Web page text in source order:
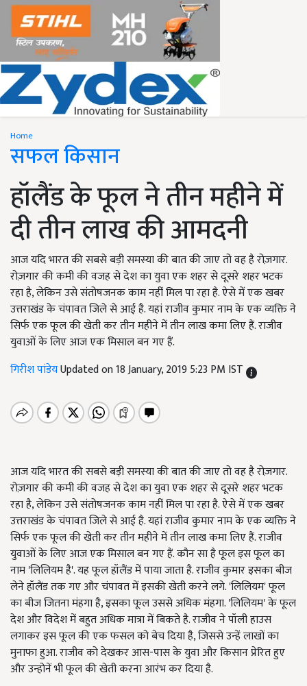
Home
सफल किसान
हॉलैंड के फूल ने तीन महीने में
दी तीन लाख की आमदनी
आज यदि भारत की सबसे बड़ी समस्या की बात की जाए तो वह है रोज़गार.
रोज़गार की कमी की वजह से देश का युवा एक शहर से दूसरे शहर भटक
रहा है, लेकिन उसे संतोषजनक काम नहीं मिल पा रहा है. ऐसे में एक खबर
उत्तराखंड के चंपावत जिले से आई है. यहां राजीव कुमार नाम के एक व्यक्ति ने
सिर्फ एक फूल की खेती कर तीन महीने में तीन लाख कमा लिए हैं. राजीव
युवाओं के लिए आज एक मिसाल बन गए हैं.
गिरीश पांडेयUpdated on 18 January, 2019 5:23 PM IST
आज यदि भारत की सबसे बड़ी समस्या की बात की जाए तो वह है रोज़गार.
रोज़गार की कमी की वजह से देश का युवा एक शहर से दूसरे शहर भटक
रहा है, लेकिन उसे संतोषजनक काम नहीं मिल पा रहा है. ऐसे में एक खबर
उत्तराखंड के चंपावत जिले से आई है. यहां राजीव कुमार नाम के एक व्यक्ति ने
सिर्फ एक फूल की खेती कर तीन महीने में तीन लाख कमा लिए हैं. राजीव
युवाओं के लिए आज एक मिसाल बन गए हैं. कौन सा है फूल इस फूल का
नाम 'लिलियम है'. यह फूल हॉलैंड में पाया जाता है. राजीव कुमार इसका बीज
लेने हॉलैंड तक गए और चंपावत में इसकी खेती करने लगे. 'लिलियम' फूल
का बीज जितना मंहगा है, इसका फूल उससे अधिक मंहगा. 'लिलियम' के फूल
देश और विदेश में बहुत अधिक मात्रा में बिकते है. राजीव ने पॉली हाउस
लगाकर इस फूल की एक फसल को बेच दिया है, जिससे उन्हें लाखों का
मुनाफा हुआ. राजीव को देखकर आस-पास के युवा और किसान प्रेरित हुए
और उन्होनें भी फूल की खेती करना आरंभ कर दिया है.